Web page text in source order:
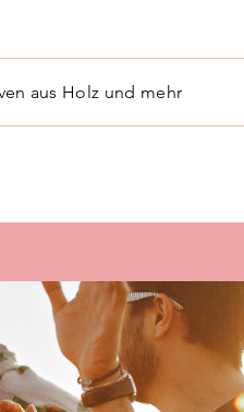
aus Holz und mehr